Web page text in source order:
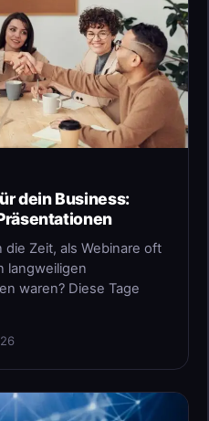
dein Business:
Zeit, als Webinare oft
langweiligen
waren? Diese Tage